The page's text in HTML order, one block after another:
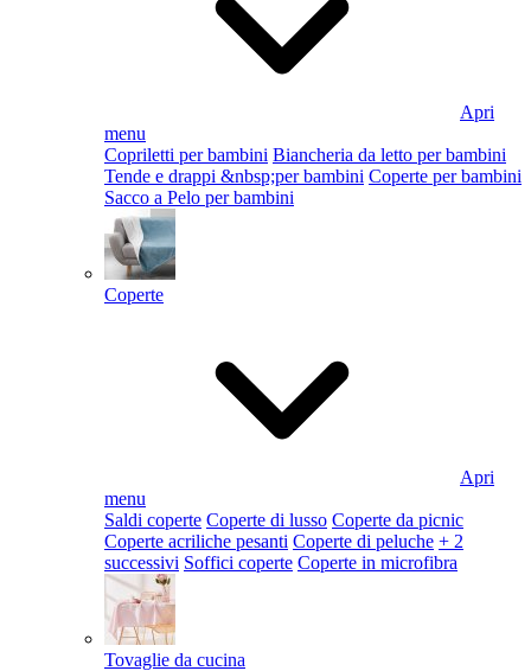
Apri
menu
Copriletti per bambini Biancheria da letto per bambini
Tende e drappi &nbsp;per bambini Coperte per bambini
Sacco a Pelo per bambini
Coperte
Apri
menu
Saldi coperte Coperte di lusso Coperte da picnic
Coperte acriliche pesanti Coperte di peluche + 2
successivi Soffici coperte Coperte in microfibra
Tovaglie da cucina